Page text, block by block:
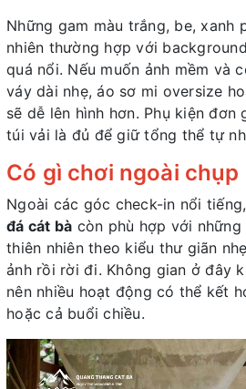
Những gam màu trắng, be, xanh
nhiên thường hợp với
quá nổi. Nếu muốn ảnh mềm và
váy dài nhẹ, áo sơ mi oversize
sẽ dễ lên hình hơn. Phụ kiện đơn
túi vải là đủ để giữ tổng thể tự
Có gì chơi ngoài chụp
Ngoài các góc check-in nổi tiếng,
đá cát bà còn phù hợp với
thiên nhiên theo kiểu thư giãn
ảnh rồi rời đi. Không gian ở đây
nên nhiều hoạt động có thể kết
hoặc cả buổi chiều.